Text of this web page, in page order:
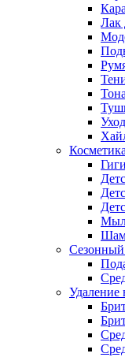
Лак
Удаление